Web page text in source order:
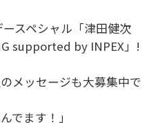
スペシャル「津田健次
supported by INPEX」!
メッセージも大募集中で
でます！」